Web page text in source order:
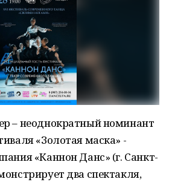
– неоднократный номинант
«Золотая маска» -
«Каннон Данс» (г. Санкт-
два спектакля,